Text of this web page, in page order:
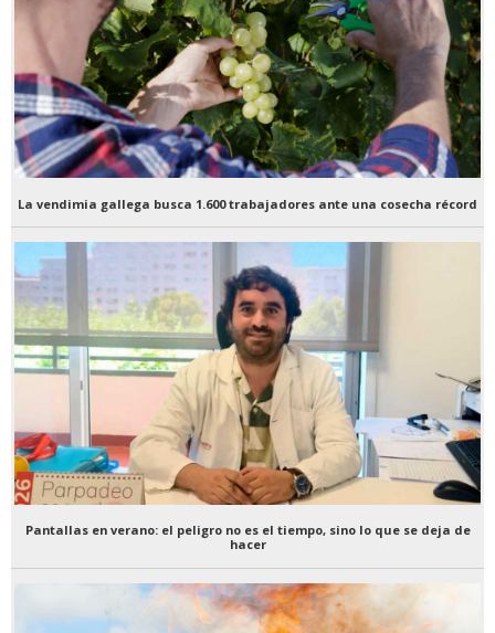
La vendimia gallega busca 1.600 trabajadores ante una cosecha récord
Pantallas en verano: el peligro no es el tiempo, sino lo que se deja de
hacer